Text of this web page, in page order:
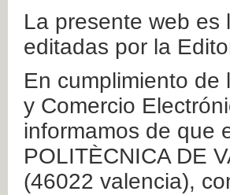
La presente web es
editadas por la
En cumplimiento
y Comercio
informamos de que
POLITÈCNICA DE
(46022 valencia),